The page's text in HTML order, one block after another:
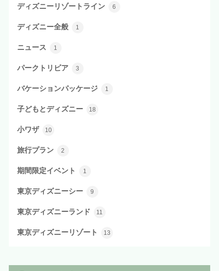
ディズニーリゾートライン 6
ディズニー全般 1
ニュース 1
パークトリビア 3
バケーションパッケージ 1
子どもとディズニー 18
小ワザ 10
旅行プラン 2
期間限定イベント 1
東京ディズニーシー 9
東京ディズニーランド 11
東京ディズニーリゾート 13